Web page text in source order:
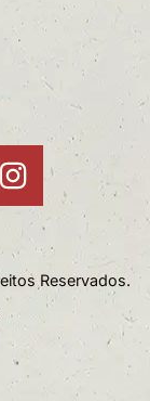
Reservados.